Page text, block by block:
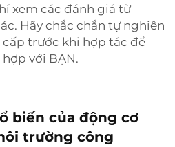
xem các đánh giá từ
Hãy chắc chắn tự nghiên
trước khi hợp tác để
với BẠN.
biến của động cơ
trường công